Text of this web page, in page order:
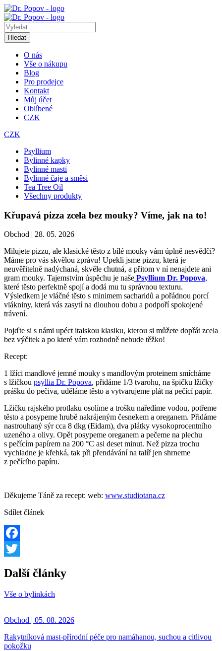
Hledat
O nás
Vše o nákupu
Blog
Pro prodejce
Kontakt
Můj účet
Oblíbené
CZK
CZK
Psyllium
Bylinné kapky
Bylinné masti
Bylinné čaje a směsi
Tea Tree Oil
Všechny produkty
Křupavá pizza zcela bez mouky? Víme, jak na to!
Obchod | 28. 05. 2026
Milujete pizzu, ale klasické těsto z bílé mouky vám úplně nesvědčí?
Máme pro vás skvělou zprávu! Upekli jsme pizzu, která je
neuvěřitelně nadýchaná, skvěle chutná, a přitom v ní nenajdete ani
gram mouky. Tajemstvím úspěchu je naše Psyllium Dr. Popova,
které těsto perfektně spojí a dodá mu tu správnou texturu.
Výsledkem je vláčné těsto s minimem sacharidů a pořádnou porcí
vlákniny, která vás zasytí na dlouhou dobu a podpoří spokojené
trávení.
Pojďte si s námi upéct italskou klasiku, kterou si můžete dopřát zcela
bez výčitek a po které vám rozhodně nebude těžko!
Recept:
1 lžíci mandlové jemné mouky s mandlovým proteinem smícháme
s lžičkou psyllia Dr. Popova, přidáme 1/3 tvarohu, na špičku lžičky
prášku do pečiva, uděláme těsto a vytvarujeme plát na pečící papír.
Lžičku rajského protlaku osolíme a trošku naředíme vodou, potřeme
těsto a posypeme hrubě nakrájeným česnekem a oreganem. Přidáme
nastrouhaný sýr cca 8 dkg (Eidam), dva plátky vysokoprocentního
uzeného a olivy. Opět posypeme oreganem a pečeme na plechu
s pečícím papírem na 200 °C asi deset minut. Než pizza trochu
vychladne je křehká, tak při přendávání na talíř jen shrneme
z pečícího papíru.
Děkujeme Táně za recept: web: www.studiotana.cz
Sdílet článek
Facebook
Další články
Vše o bylinkách
Obchod | 05. 08. 2026
Rakytníková mast-přírodní péče pro namáhanou, suchou a citlivou
pokožku